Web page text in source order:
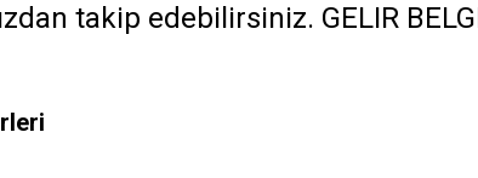
takip edebilirsiniz. GELIR